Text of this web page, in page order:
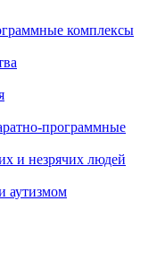
комплексы
программные
и незрячих людей
аутизмом